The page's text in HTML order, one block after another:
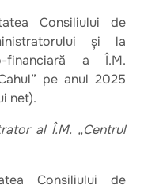
Consiliului de
și la
financiară a Î.M.
pe anul 2025
net).
al Î.M. „Centrul
Consiliului de